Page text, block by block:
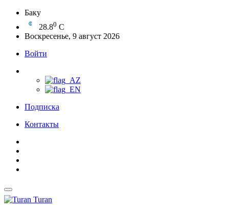
Баку
28.80 C
Воскресенье, 9 август 2026
Войти
Подписка
Контакты
Turan